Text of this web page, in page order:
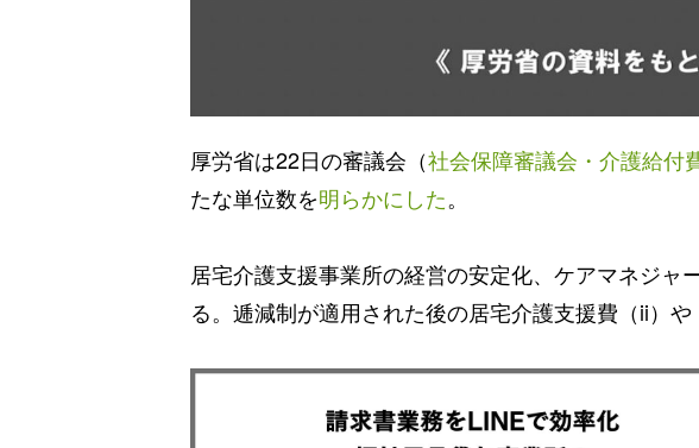
厚労省は22日の審議会（社会保障審議会・介護給付
たな単位数を明らかにした。
居宅介護支援事業所の経営の安定化、ケアマネジャ
る。逓減制が適用された後の居宅介護支援費（ii）や